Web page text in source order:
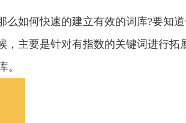
如何快速的建立有效的词库?要知道
，主要是针对有指数的关键词进行拓
。